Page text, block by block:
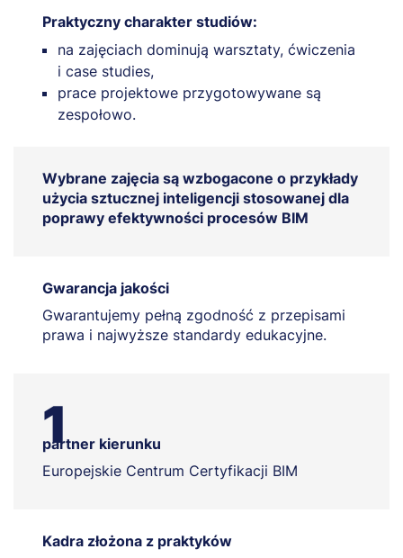
Praktyczny charakter studiów:
na zajęciach dominują warsztaty, ćwiczenia
i case studies,
prace projektowe przygotowywane są
zespołowo.
Wybrane zajęcia są wzbogacone o przykłady
użycia sztucznej inteligencji stosowanej dla
poprawy efektywności procesów BIM
Gwarancja jakości
Gwarantujemy pełną zgodność z przepisami
prawa i najwyższe standardy edukacyjne.
1
partner kierunku
Europejskie Centrum Certyfikacji BIM
Kadra złożona z praktyków